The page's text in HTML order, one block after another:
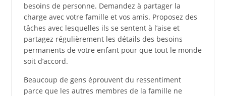
besoins de personne. Demandez à partager la
charge avec votre famille et vos amis. Proposez des
tâches avec lesquelles ils se sentent à l’aise et
partagez régulièrement les détails des besoins
permanents de votre enfant pour que tout le monde
soit d’accord.
Beaucoup de gens éprouvent du ressentiment
parce que les autres membres de la famille ne